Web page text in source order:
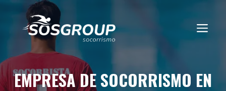
contenido
EMPRESA DE SOCORRISMO EN